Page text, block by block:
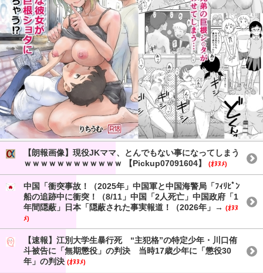
【朗報画像】現役JKママ、とんでもない事になってしまう
ｗｗｗｗｗｗｗｗｗｗｗｗ 【Pickup07091604】
(ｵﾇﾇﾒ)
中国「衝突事故！（2025年」中国軍と中国海警局「ﾌｨﾘﾋﾟﾝ
船の追跡中に衝突！（8/11」中国「2人死亡」中国政府「1
年間隠蔽」日本「隠蔽された事実報道！（2026年」→ (ｵﾇﾇ
ﾒ)
【速報】江別大学生暴行死 “主犯格”の特定少年・川口侑
斗被告に「無期懲役」の判決 当時17歳少年に「懲役30
年」の判決 (ｵﾇﾇﾒ)